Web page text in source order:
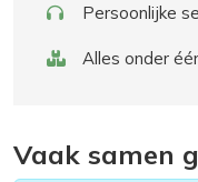
Persoonlijke
Alles onder
Vaak samen